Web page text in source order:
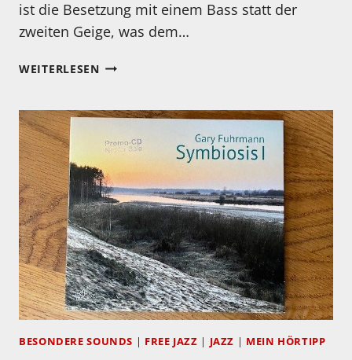
ist die Besetzung mit einem Bass statt der
zweiten Geige, was dem…
WEITERLESENMEIN
PAUL
´S
MOVE
STRING
QUARTET:
BLOOM
BESONDERE SOUNDS | FREE JAZZ | JAZZ | MEIN HÖRTIPP